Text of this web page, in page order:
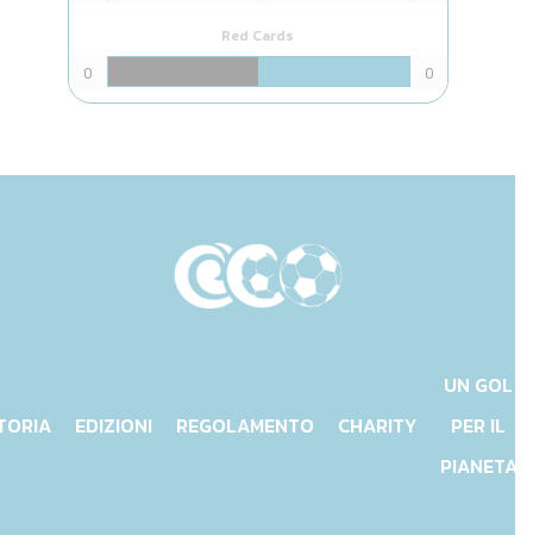
Red Cards
0 0
EDIZIONI REGOLAMENTO CHARITY
UN GOL
PER IL
PIANETA